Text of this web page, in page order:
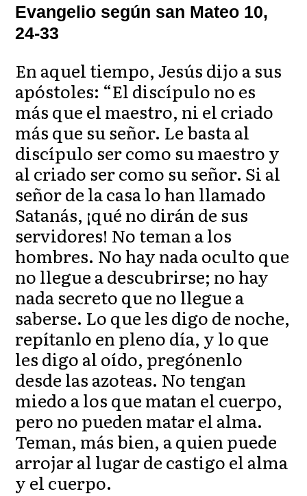
Evangelio según san Mateo 10,
24-33
En aquel tiempo, Jesús dijo a sus
apóstoles: “El discípulo no es
más que el maestro, ni el criado
más que su señor. Le basta al
discípulo ser como su maestro y
al criado ser como su señor. Si al
señor de la casa lo han llamado
Satanás, ¡qué no dirán de sus
servidores! No teman a los
hombres. No hay nada oculto que
no llegue a descubrirse; no hay
nada secreto que no llegue a
saberse. Lo que les digo de noche,
repítanlo en pleno día, y lo que
les digo al oído, pregónenlo
desde las azoteas. No tengan
miedo a los que matan el cuerpo,
pero no pueden matar el alma.
Teman, más bien, a quien puede
arrojar al lugar de castigo el alma
y el cuerpo.